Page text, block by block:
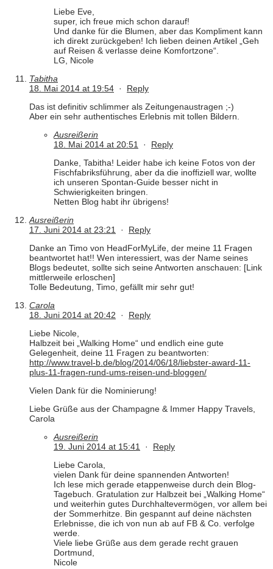
Liebe Eve,
super, ich freue mich schon darauf!
Und danke für die Blumen, aber das Kompliment kann
ich direkt zurückgeben! Ich lieben deinen Artikel „Geh
auf Reisen & verlasse deine Komfortzone“.
LG, Nicole
Tabitha
18. Mai 2014 at 19:54 · Reply
Das ist definitiv schlimmer als Zeitungenaustragen ;-)
Aber ein sehr authentisches Erlebnis mit tollen Bildern.
Ausreißerin
18. Mai 2014 at 20:51 · Reply
Danke, Tabitha! Leider habe ich keine Fotos von der
Fischfabriksführung, aber da die inoffiziell war, wollte
ich unseren Spontan-Guide besser nicht in
Schwierigkeiten bringen.
Netten Blog habt ihr übrigens!
Ausreißerin
17. Juni 2014 at 23:21 · Reply
Danke an Timo von HeadForMyLife, der meine 11 Fragen
beantwortet hat!! Wen interessiert, was der Name seines
Blogs bedeutet, sollte sich seine Antworten anschauen: [Link
mittlerweile erloschen]
Tolle Bedeutung, Timo, gefällt mir sehr gut!
Carola
18. Juni 2014 at 20:42 · Reply
Liebe Nicole,
Halbzeit bei „Walking Home“ und endlich eine gute
Gelegenheit, deine 11 Fragen zu beantworten:
http://www.travel-b.de/blog/2014/06/18/liebster-award-11-
plus-11-fragen-rund-ums-reisen-und-bloggen/
Vielen Dank für die Nominierung!
Liebe Grüße aus der Champagne & Immer Happy Travels,
Carola
Ausreißerin
19. Juni 2014 at 15:41 · Reply
Liebe Carola,
vielen Dank für deine spannenden Antworten!
Ich lese mich gerade etappenweise durch dein Blog-
Tagebuch. Gratulation zur Halbzeit bei „Walking Home“
und weiterhin gutes Durchhaltevermögen, vor allem bei
der Sommerhitze. Bin gespannt auf deine nächsten
Erlebnisse, die ich von nun ab auf FB & Co. verfolge
werde.
Viele liebe Grüße aus dem gerade recht grauen
Dortmund,
Nicole